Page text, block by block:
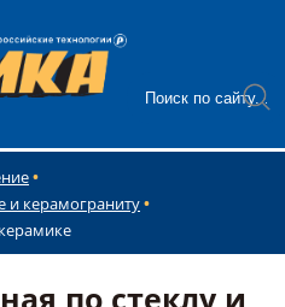
и керамограниту
по стеклу и